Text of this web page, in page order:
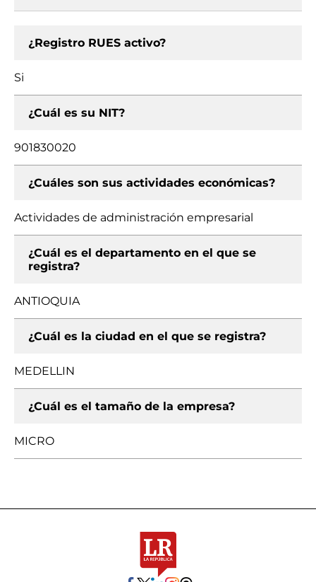
¿Registro RUES activo?
Si
¿Cuál es su NIT?
901830020
¿Cuáles son sus actividades económicas?
Actividades de administración empresarial
¿Cuál es el departamento en el que se
registra?
ANTIOQUIA
¿Cuál es la ciudad en el que se registra?
MEDELLIN
¿Cuál es el tamaño de la empresa?
MICRO